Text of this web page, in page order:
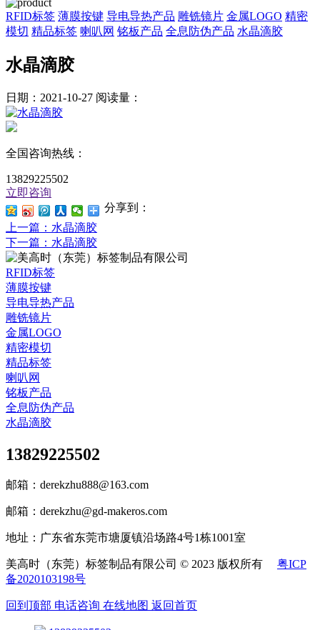
RFID标签 薄膜按键 导电导热产品 雕铣镜片 金属LOGO 精密
模切 精品标签 喇叭网 铭板产品 全息防伪产品 水晶滴胶
水晶滴胶
日期：2021-10-27 阅读量：
全国咨询热线：
13829225502
立即咨询
分享到：
上一篇 ：水晶滴胶
下一篇 ：水晶滴胶
RFID标签
薄膜按键
导电导热产品
雕铣镜片
金属LOGO
精密模切
精品标签
喇叭网
铭板产品
全息防伪产品
水晶滴胶
13829225502
邮箱：derekzhu888@163.com
邮箱：derekzhu@gd-makeros.com
地址：广东省东莞市塘厦镇沿场路4号1栋1001室
美高时（东莞）标签制品有限公司 © 2023 版权所有 粤ICP
备2020103198号
回到顶部 电话咨询 在线地图 返回首页